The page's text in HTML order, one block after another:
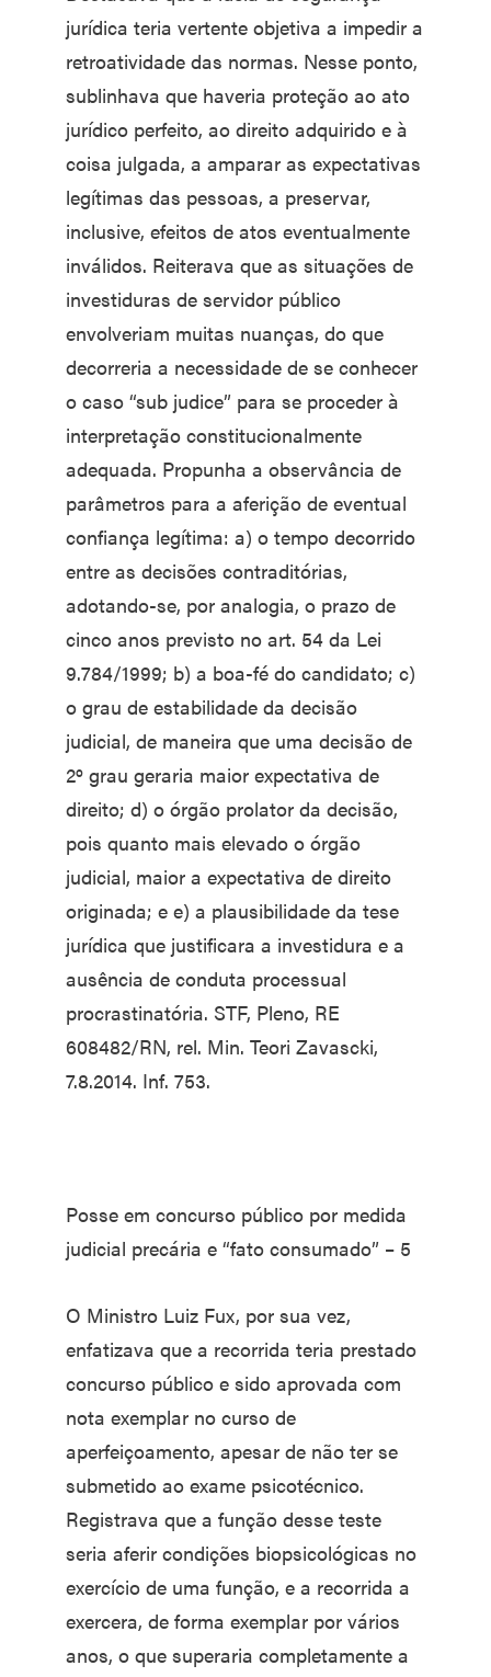
jurídica teria vertente objetiva a impedir a
retroatividade das normas. Nesse ponto,
sublinhava que haveria proteção ao ato
jurídico perfeito, ao direito adquirido e à
coisa julgada, a amparar as expectativas
legítimas das pessoas, a preservar,
inclusive, efeitos de atos eventualmente
inválidos. Reiterava que as situações de
investiduras de servidor público
envolveriam muitas nuanças, do que
decorreria a necessidade de se conhecer
o caso “sub judice” para se proceder à
interpretação constitucionalmente
adequada. Propunha a observância de
parâmetros para a aferição de eventual
confiança legítima: a) o tempo decorrido
entre as decisões contraditórias,
adotando-se, por analogia, o prazo de
cinco anos previsto no art. 54 da Lei
9.784/1999; b) a boa-fé do candidato; c)
o grau de estabilidade da decisão
judicial, de maneira que uma decisão de
2º grau geraria maior expectativa de
direito; d) o órgão prolator da decisão,
pois quanto mais elevado o órgão
judicial, maior a expectativa de direito
originada; e e) a plausibilidade da tese
jurídica que justificara a investidura e a
ausência de conduta processual
procrastinatória. STF, Pleno, RE
608482/RN, rel. Min. Teori Zavascki,
7.8.2014. Inf. 753.
Posse em concurso público por medida
judicial precária e “fato consumado” – 5
O Ministro Luiz Fux, por sua vez,
enfatizava que a recorrida teria prestado
concurso público e sido aprovada com
nota exemplar no curso de
aperfeiçoamento, apesar de não ter se
submetido ao exame psicotécnico.
Registrava que a função desse teste
seria aferir condições biopsicológicas no
exercício de uma função, e a recorrida a
exercera, de forma exemplar por vários
anos, o que superaria completamente a